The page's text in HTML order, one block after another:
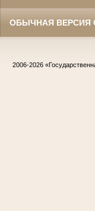
ОБЫЧНАЯ ВЕРСИЯ
2006-2026